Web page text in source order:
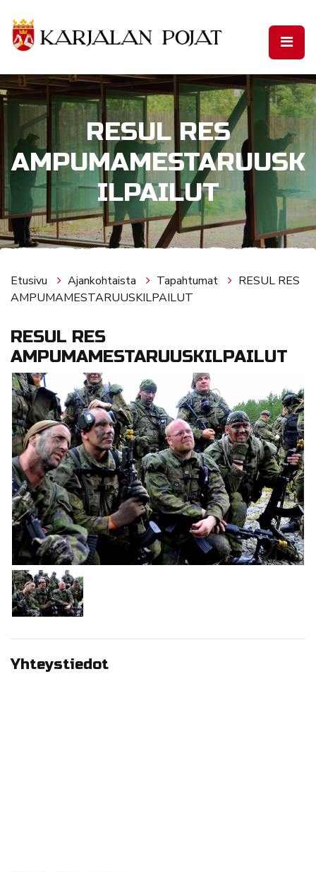
RESUL RES
AMPUMAMESTARUUSK
ILPAILUT
Etusivu Ajankohtaista Tapahtumat
RESUL RES
AMPUMAMESTARUUSKILPAILUT
RESUL RES
AMPUMAMESTARUUSKILPAILUT
Yhteystiedot